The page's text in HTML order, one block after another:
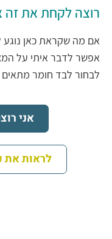
רוצה לקחת את
אם מה שקראת כאן נוגע
אפשר לדבר איתי על
לבחור לבד חומר
אני
לראות את